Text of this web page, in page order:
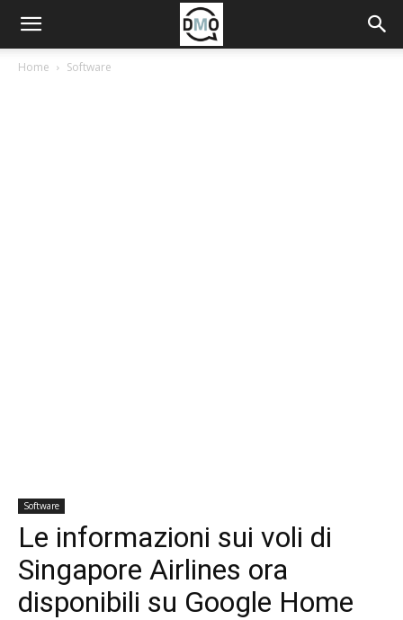
Home Software
Software
Le informazioni sui voli di
Singapore Airlines ora
disponibili su Google Home